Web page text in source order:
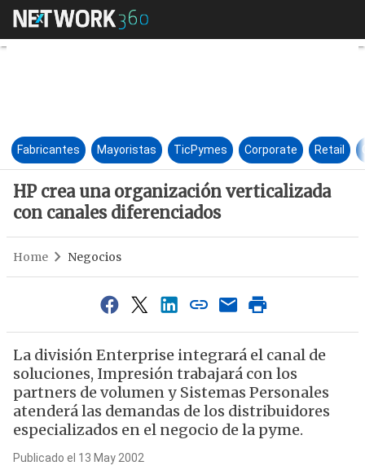
HP crea una organización
Fabricantes Mayoristas TicPymes Corporate Retail
HP crea una organización verticalizada
con canales diferenciados
Home Negocios
La división Enterprise integrará el canal de
soluciones, Impresión trabajará con los
partners de volumen y Sistemas Personales
atenderá las demandas de los distribuidores
especializados en el negocio de la pyme.
Publicado el 13 May 2002